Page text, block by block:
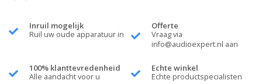
Inruil mogelijk
Ruil uw oude apparatuur in
Offerte
Vraag via
info@audioexpert.nl aan
100% klanttevredenheid
Alle aandacht voor u
Echte winkel
Echte productspecialisten